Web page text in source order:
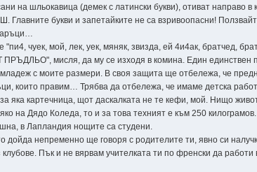
на шльокавица (демек с латински букви), отиват направо
букви и запетайките не са взривоопасни!
чуек, мой, лек, уек, мяняк, звизда, ей 4и4ак, братчед,
мисля, да му се изходя в комина. Един единствен
с моите размери. В своя защита ще отбележа, че
които правим… Трябва да отбележа, че имаме детска
яка картечница, щот даскалката не те кефи, мой. Нищо
на Дядо Коледа, то и за това техният е към 250
в Лапландия нощите са студени.
непременно ще говоря с родителите ти, явно си
Пък и не вярвам учителката ти по френски да